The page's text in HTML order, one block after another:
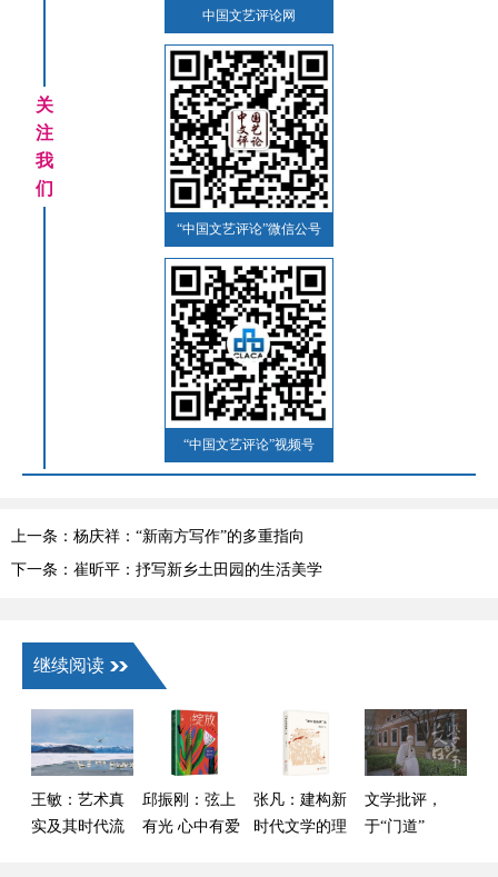
关
注
我
们
中国文艺评论网
“中国文艺评论”微信公号
“中国文艺评论”视频号
上一条：杨庆祥：“新南方写作”的多重指向
下一条：崔昕平：抒写新乡土田园的生活美学
继续阅读
王敏：艺术真
实及其时代流
邱振刚：弦上
有光 心中有爱
张凡：建构新
时代文学的理
文学批评，
于“门道”